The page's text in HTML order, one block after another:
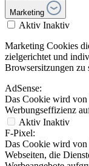
Das Cookie wird
Werbungseffizienz
Aktiv Inaktiv
F-Pixel:
Das Cookie wird von
Webseiten, die
Werbeangebote
Aktiv
Google Conversion
Das Google
Conversions auf der
Informationen
AdWords
Aktiv Inaktiv